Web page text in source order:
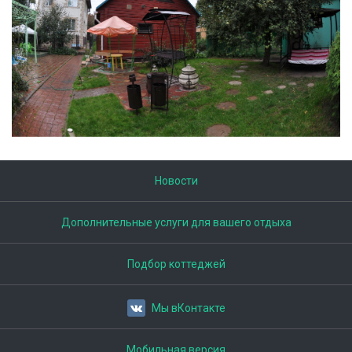
Новости
Дополнительные услуги для вашего отдыха
Подбор коттеджей
Мы вКонтакте